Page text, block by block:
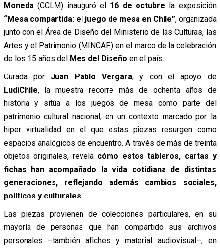
Moneda (CCLM) inauguró el 16 de octubre la exposición
“Mesa compartida: el juego de mesa en Chile”, organizada
junto con el Área de Diseño del Ministerio de las Culturas, las
Artes y el Patrimonio (MINCAP) en el marco de la celebración
de los 15 años del Mes del Diseño en el país.
Curada por Juan Pablo Vergara, y con el apoyo de
LudiChile, la muestra recorre más de ochenta años de
historia y sitúa a los juegos de mesa como parte del
patrimonio cultural nacional, en un contexto marcado por la
hiper virtualidad en el que estas piezas resurgen como
espacios analógicos de encuentro. A través de más de treinta
objetos originales, revela cómo estos tableros, cartas y
fichas han acompañado la vida cotidiana de distintas
generaciones, reflejando además cambios sociales,
políticos y culturales.
Las piezas provienen de colecciones particulares, en su
mayoría de personas que han compartido sus archivos
personales –también afiches y material audiovisual–, en